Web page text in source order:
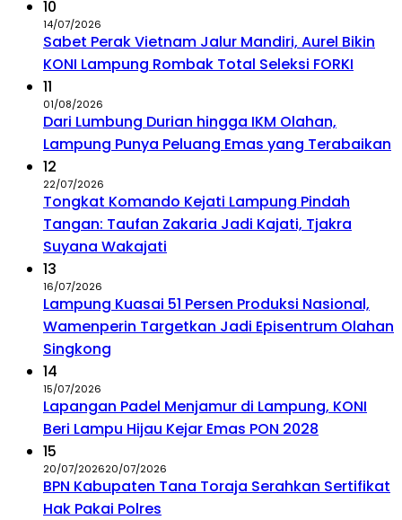
10
14/07/2026
Sabet Perak Vietnam Jalur Mandiri, Aurel Bikin
KONI Lampung Rombak Total Seleksi FORKI
11
01/08/2026
Dari Lumbung Durian hingga IKM Olahan,
Lampung Punya Peluang Emas yang Terabaikan
12
22/07/2026
Tongkat Komando Kejati Lampung Pindah
Tangan: Taufan Zakaria Jadi Kajati, Tjakra
Suyana Wakajati
13
16/07/2026
Lampung Kuasai 51 Persen Produksi Nasional,
Wamenperin Targetkan Jadi Episentrum Olahan
Singkong
14
15/07/2026
Lapangan Padel Menjamur di Lampung, KONI
Beri Lampu Hijau Kejar Emas PON 2028
15
20/07/202620/07/2026
BPN Kabupaten Tana Toraja Serahkan Sertifikat
Hak Pakai Polres